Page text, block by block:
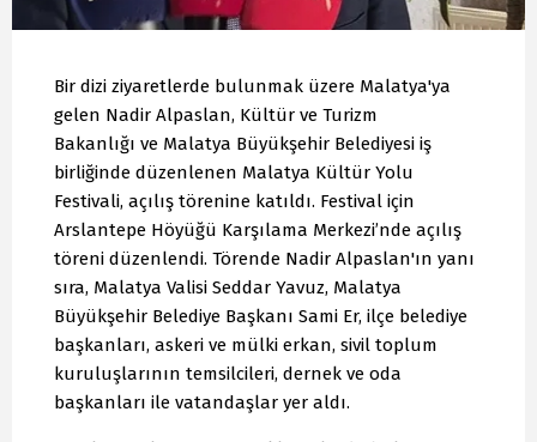
Bir dizi ziyaretlerde bulunmak üzere Malatya'ya
gelen Nadir Alpaslan, Kültür ve Turizm
Bakanlığı ve Malatya Büyükşehir Belediyesi iş
birliğinde düzenlenen Malatya Kültür Yolu
Festivali, açılış törenine katıldı. Festival için
Arslantepe Höyüğü Karşılama Merkezi’nde açılış
töreni düzenlendi. Törende Nadir Alpaslan'ın yanı
sıra, Malatya Valisi Seddar Yavuz, Malatya
Büyükşehir Belediye Başkanı Sami Er, ilçe belediye
başkanları, askeri ve mülki erkan, sivil toplum
kuruluşlarının temsilcileri, dernek ve oda
başkanları ile vatandaşlar yer aldı.